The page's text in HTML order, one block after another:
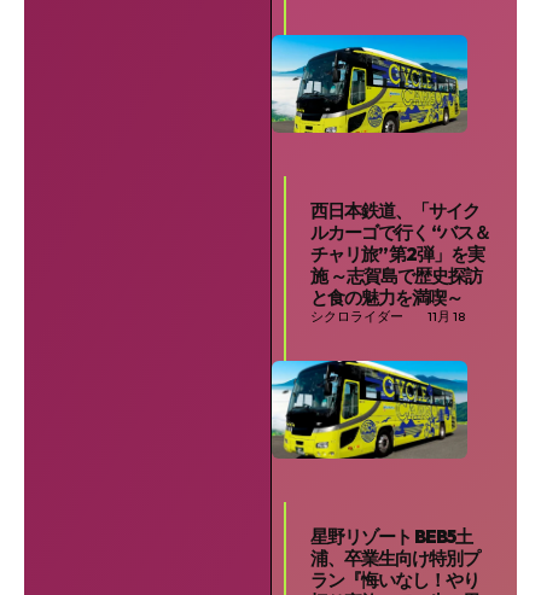
西日本鉄道、「サイク
ルカーゴで行く “バス＆
チャリ旅” 第2弾」を実
施 ～志賀島で歴史探訪
と食の魅力を満喫～
シクロライダー 11月 18
星野リゾート BEB5土
浦、卒業生向け特別プ
ラン『悔いなし！やり